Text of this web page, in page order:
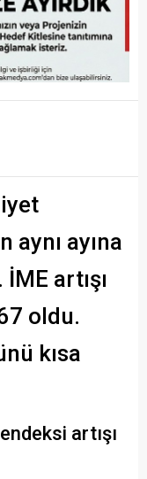
aynı ayına
artışı
oldu.
kısa
artışı